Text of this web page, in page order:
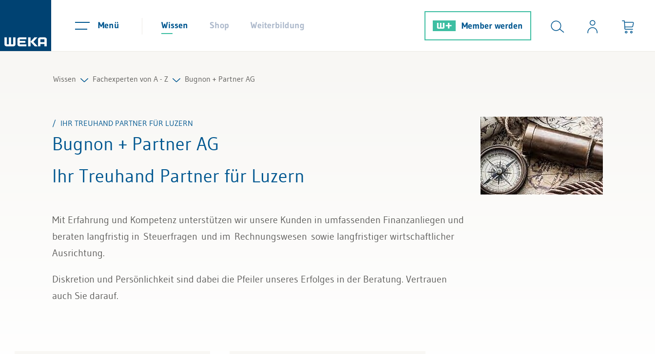
Menü Wissen Shop Weiterbildung Member werden
Wissen
Führung & Kompetenzen
Finanzen & Steuern
Bau & Immobilien
Fachexperten von A - Z Bugnon + Partner AG
IHR TREUHAND PARTNER FÜR LUZERN
Bugnon + Partner AG
Ihr Treuhand Partner für Luzern
Mit Erfahrung und Kompetenz unterstützen wir unsere Kunden in umfassenden Finanzanliegen und
beraten langfristig in Steuerfragen und im Rechnungswesen sowie langfristiger wirtschaftlicher
Ausrichtung.
Diskretion und Persönlichkeit sind dabei die Pfeiler unseres Erfolges in der Beratung. Vertrauen
auch Sie darauf.